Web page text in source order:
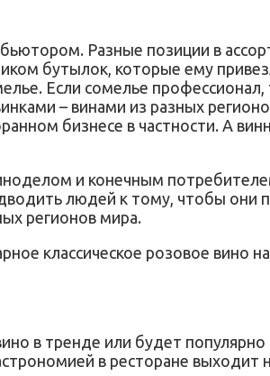
Разные позиции в
бутылок, которые ему
Если сомелье
– винами из разных
бизнесе в частности. А
и конечным
людей к тому, чтобы они
регионов мира.
классическое розовое вино
в тренде или будет
в ресторане выходит